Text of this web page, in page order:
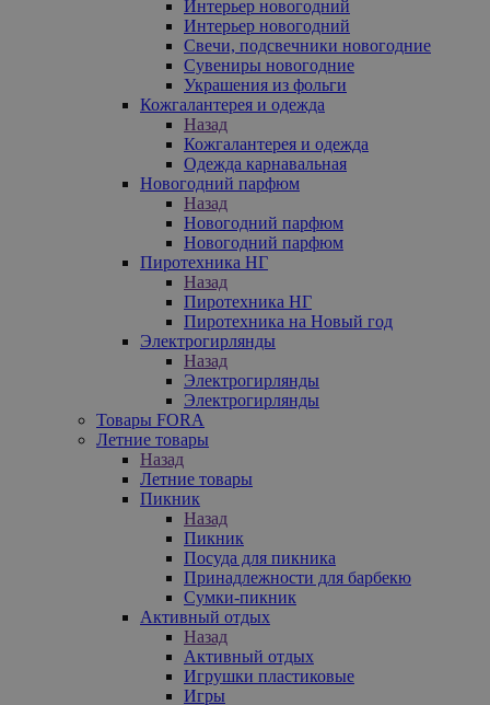
Интерьер новогодний
Интерьер новогодний
Свечи, подсвечники новогодние
Сувениры новогодние
Украшения из фольги
Кожгалантерея и одежда
Назад
Кожгалантерея и одежда
Одежда карнавальная
Новогодний парфюм
Назад
Новогодний парфюм
Новогодний парфюм
Пиротехника НГ
Назад
Пиротехника НГ
Пиротехника на Новый год
Электрогирлянды
Назад
Электрогирлянды
Электрогирлянды
Товары FORA
Летние товары
Назад
Летние товары
Пикник
Назад
Пикник
Посуда для пикника
Принадлежности для барбекю
Сумки-пикник
Активный отдых
Назад
Активный отдых
Игрушки пластиковые
Игры